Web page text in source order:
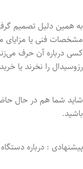
به همین دلیل تصمیم
مشخصات فنی یا مزایای
کسی درباره آن حرف
رزوسیدال را نخرند یا
شاید شما هم در حال
باشید.
پیشنهادی : درباره دستگاه